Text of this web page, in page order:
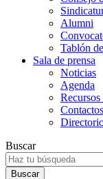
Alumni
Tablón
Sala de prensa
Noticias
Agenda
Buscar